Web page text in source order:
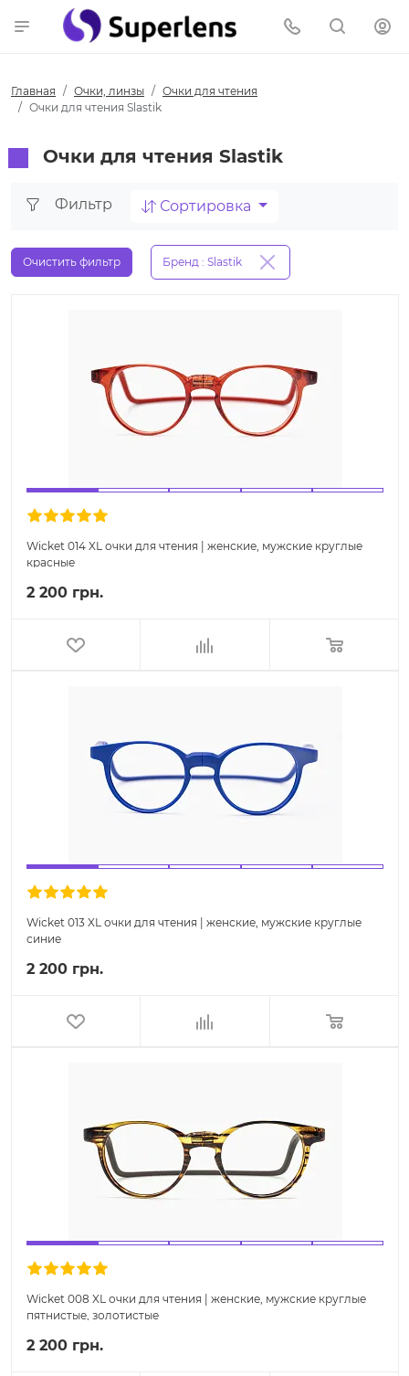
Главная Очки, линзы
Очки для чтения
Очки для чтения Slastik
Очки для чтения Slastik
Фильтр Сортировка
Очистить фильтр Бренд : Slastik
Wicket 014 XL очки для чтения | женские, мужские круглые
красные
2 200 грн.
Wicket 013 XL очки для чтения | женские, мужские круглые
синие
2 200 грн.
Wicket 008 XL очки для чтения | женские, мужские круглые
пятнистые, золотистые
2 200 грн.